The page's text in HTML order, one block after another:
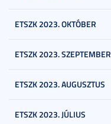
ETSZK 2023. OKTÓBER
ETSZK 2023. SZEPTEMBER
ETSZK 2023. AUGUSZTUS
ETSZK 2023. JÚLIUS